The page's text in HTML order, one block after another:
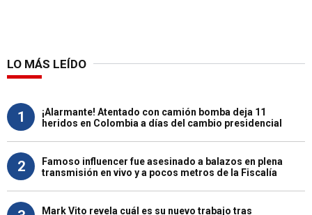
LO MÁS LEÍDO
1
¡Alarmante! Atentado con camión bomba deja 11
heridos en Colombia a días del cambio presidencial
2
Famoso influencer fue asesinado a balazos en plena
transmisión en vivo y a pocos metros de la Fiscalía
Mark Vito revela cuál es su nuevo trabajo tras